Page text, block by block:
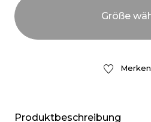
Merken
Produktbeschreibung